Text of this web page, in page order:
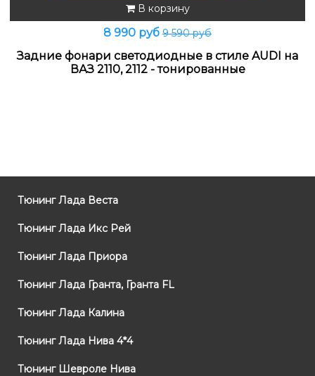
В корзину
8 990 руб 9 590 руб
Задние фонари светодиодные в стиле AUDI на
ВАЗ 2110, 2112 - тонированные
Тюнинг Лада Веста
Тюнинг Лада Икс Рей
Тюнинг Лада Приора
Тюнинг Лада Гранта, Гранта FL
Тюнинг Лада Калина
Тюнинг Лада Нива 4*4
Тюнинг Шевроле Нива